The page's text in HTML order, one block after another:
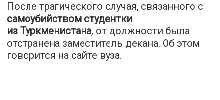
После трагического случая, связанного с
самоубийством студентки
из Туркменистана, от должности была
отстранена заместитель декана. Об этом
говорится на сайте вуза.